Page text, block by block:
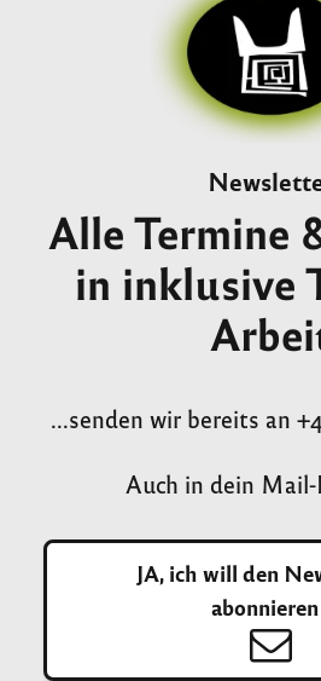
Alle Termine
in inklusive
...senden wir bereits an
Auch in dein Mail-
JA, ich will den
abonnieren